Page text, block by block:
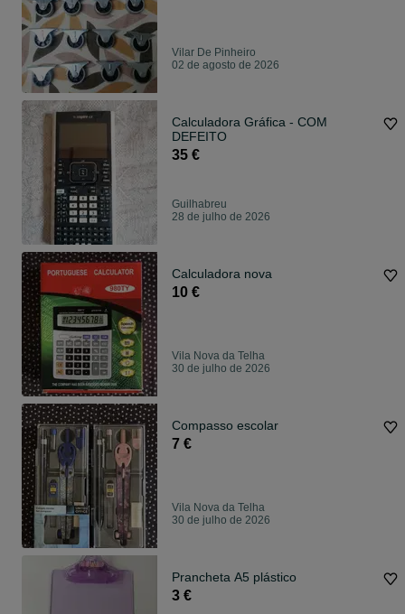
Vilar De Pinheiro
02 de agosto de 2026
Calculadora Gráfica - COM
DEFEITO
35 €
Guilhabreu
28 de julho de 2026
Calculadora nova
10 €
Vila Nova da Telha
30 de julho de 2026
Compasso escolar
7 €
Vila Nova da Telha
30 de julho de 2026
Prancheta A5 plástico
3 €